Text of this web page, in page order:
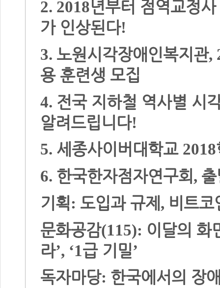
2. 2018년부터 점역교정
가 인상된다!
3. 노원시각장애인복지관,
용 훈련생 모집
4. 전국 지하철 역사별 시
알려드립니다!
5. 세종사이버대학교 2018
6. 한국한자점자연구회 ,
기획: 도입과 규제 , 비트코
문화공감(115): 이달의 화
라’, ‘1급 기밀’
독자마당: 한국에서의 장